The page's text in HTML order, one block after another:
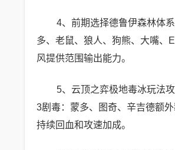
4、前期选择德鲁伊森林体
多、老鼠、狼人、狗熊、大嘴、
风提供范围输出能力。
5、云顶之弈极地毒冰玩法
3剧毒：蒙多、图奇、辛吉德额
持续回血和攻速加成。